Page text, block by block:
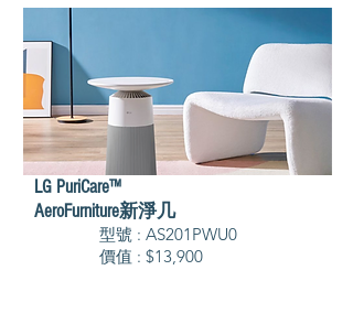
LG PuriCare™
AeroFurniture新淨几
型號 : AS201PWU0
價值 : $13,900